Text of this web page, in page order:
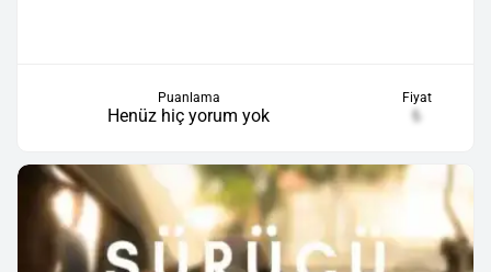
Puanlama
Henüz hiç yorum yok
Fiyat
₺